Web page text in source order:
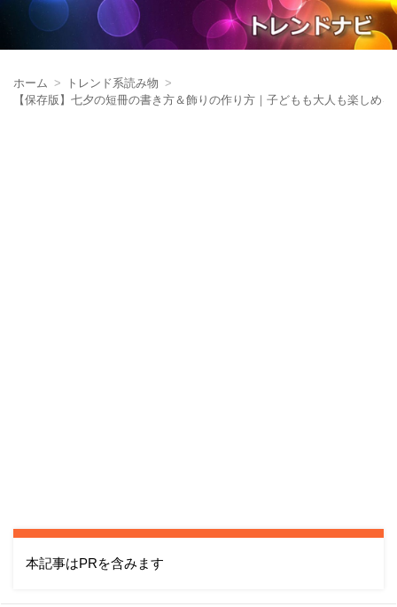
ホーム
トレンド系読み物
【保存版】七夕の短冊の書き方＆飾りの作り方｜子どもも大人も楽しめ
本記事はPRを含みます